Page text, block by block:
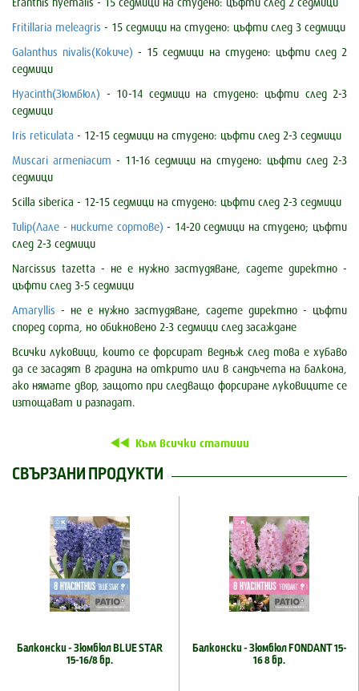
Eranthis hyemalis - 15 седмици на студено: цъфти след 2 седмици
Fritillaria meleagris - 15 седмици на студено: цъфти след 3 седмици
Galanthus nivalis(Кокиче) - 15 седмици на студено: цъфти след 2
седмици
Hyacinth(Зюмбюл) - 10-14 седмици на студено: цъфти след 2-3
седмици
Iris reticulata - 12-15 седмици на студено: цъфти след 2-3 седмици
Muscari armeniacum - 11-16 седмици на студено: цъфти след 2-3
седмици
Scilla siberica - 12-15 седмици на студено: цъфти след 2-3 седмици
Tulip(Лале - ниските сортове) - 14-20 седмици на студено; цъфти
след 2-3 седмици
Narcissus tazetta - не е нужно застудяване, садете директно -
цъфти след 3-5 седмици
Amaryllis - не е нужно застудяване, садете директно - цъфти
според сорта, но обикновено 2-3 седмици след засаждане
Всички луковици, които се форсират веднъж след това е хубаво
да се засадят в градина на открито или в сандъчета на балкона,
ако нямате двор, защото при следващо форсиране луковиците се
изтощават и разпадат.
Към всички статиии
СВЪРЗАНИ ПРОДУКТИ
Балконски - Зюмбюл BLUE STAR
15-16/8 бр.
Балконски - Зюмбюл FONDANT 15-
16 8 бр.